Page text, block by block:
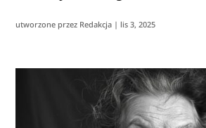
utworzone przez Redakcja | lis 3, 2025